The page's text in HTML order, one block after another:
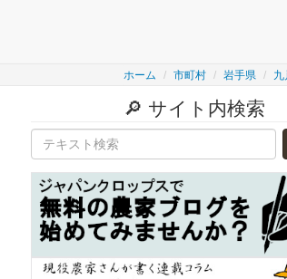
ホーム 市町村 岩手県 九
🔎 サイト内検索